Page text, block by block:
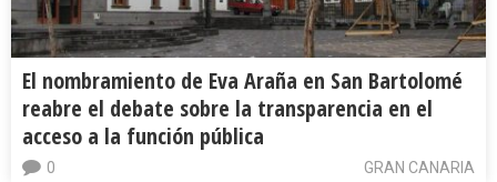
El nombramiento de Eva Araña en San Bartolomé
reabre el debate sobre la transparencia en el
acceso a la función pública
GRAN CANARIA
0